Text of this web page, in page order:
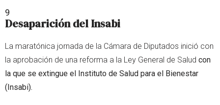
9
Desaparición del Insabi
La maratónica jornada de la Cámara de Diputados inició con
la aprobación de una reforma a la Ley General de Salud con
la que se extingue el Instituto de Salud para el Bienestar
(Insabi).